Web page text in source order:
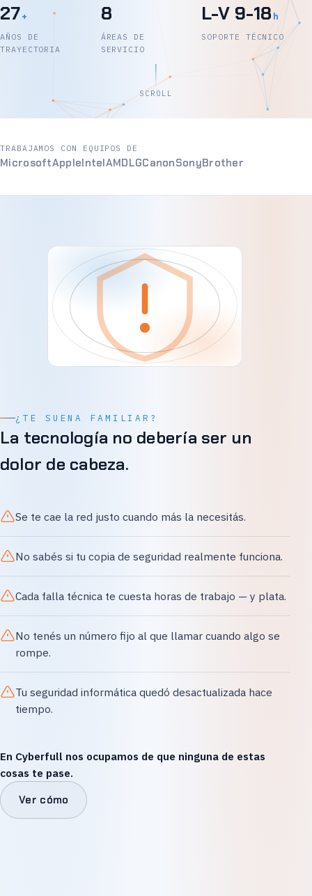
27+
AÑOS DE
TRAYECTORIA
8
ÁREAS DE
SERVICIO
L-V 9-18 h
SOPORTE TÉCNICO
SCROLL
TRABAJAMOS CON EQUIPOS DE
MicrosoftAppleIntelAMDLGCanonSonyBrother
¿TE SUENA FAMILIAR?
La tecnología no debería ser un
dolor de cabeza.
Se te cae la red justo cuando más la necesitás.
No sabés si tu copia de seguridad realmente funciona.
Cada falla técnica te cuesta horas de trabajo — y plata.
No tenés un número fijo al que llamar cuando algo se
rompe.
Tu seguridad informática quedó desactualizada hace
tiempo.
En Cyberfull nos ocupamos de que ninguna de estas
cosas te pase.
Ver cómo